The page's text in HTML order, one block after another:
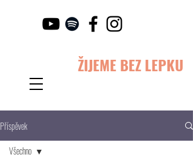
ŽIJEME BEZ LEPKU
Příspěvek
Všechno